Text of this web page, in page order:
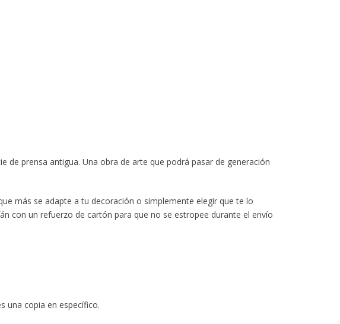
de prensa antigua. Una obra de arte que podrá pasar de generación
más se adapte a tu decoración o simplemente elegir que te lo
con un refuerzo de cartón para que no se estropee durante el envío
una copia en específico.